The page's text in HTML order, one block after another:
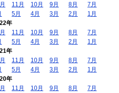
11月 10月 9月 8月
7月
5月 4月 3月 2月
1月
年
11月 10月 9月 8月
7月
5月 4月 3月 2月
1月
年
11月 10月 9月 8月
7月
5月 4月 3月 2月
1月
年
11月 10月 9月 8月
7月